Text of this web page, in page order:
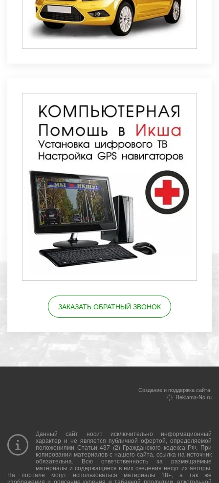
ЗАКАЗАТЬ ОБРАТНЫЙ ЗВОНОК
Создание и поддержка сайта:
Reklama-No.ru
Данный сайт носит исключительно информационный
характер и не является публичной офертой, определяемой
положениями Статьи 437 (2) Гражданского кодекса РФ. При
копировании материалов с нашего сайта, ссылка на источник
обязательна. Всю ответственность за размещаемые
материалы и содержащиеся в них сведения несут их авторы.
На портале могут использоваться материалы 18+, а так же
изображения и описание курения и табачной продукции, алкогольной